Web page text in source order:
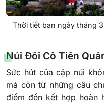
Thời tiết ban ngày tháng
Núi Đôi Cô Tiên
Sức hút của cặp núi
mà còn từ những câu
điểm đến kết hợp hoàn